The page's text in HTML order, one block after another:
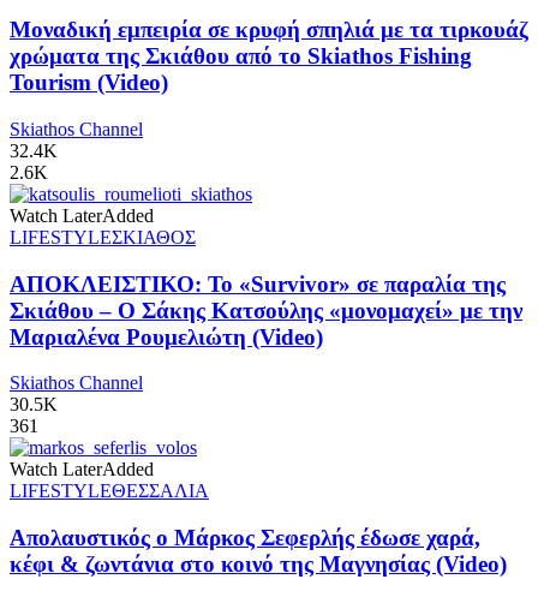
Μοναδική εμπειρία σε κρυφή σπηλιά με τα τιρκουάζ
χρώματα της Σκιάθου από το Skiathos Fishing
Tourism (Video)
Skiathos Channel
32.4K
2.6K
Watch LaterAdded
LIFESTYLEΣΚΙΑΘΟΣ
ΑΠΟΚΛΕΙΣΤΙΚΟ: Το «Survivor» σε παραλία της
Σκιάθου – Ο Σάκης Κατσούλης «μονομαχεί» με την
Μαριαλένα Ρουμελιώτη (Video)
Skiathos Channel
30.5K
361
Watch LaterAdded
LIFESTYLEΘΕΣΣΑΛΙΑ
Απολαυστικός ο Μάρκος Σεφερλής έδωσε χαρά,
κέφι & ζωντάνια στο κοινό της Μαγνησίας (Video)